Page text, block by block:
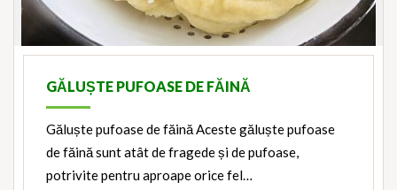
GĂLUȘTE PUFOASE DE FĂINĂ
Găluște pufoase de făină Aceste găluște pufoase
de făină sunt atât de fragede și de pufoase,
potrivite pentru aproape orice fel…